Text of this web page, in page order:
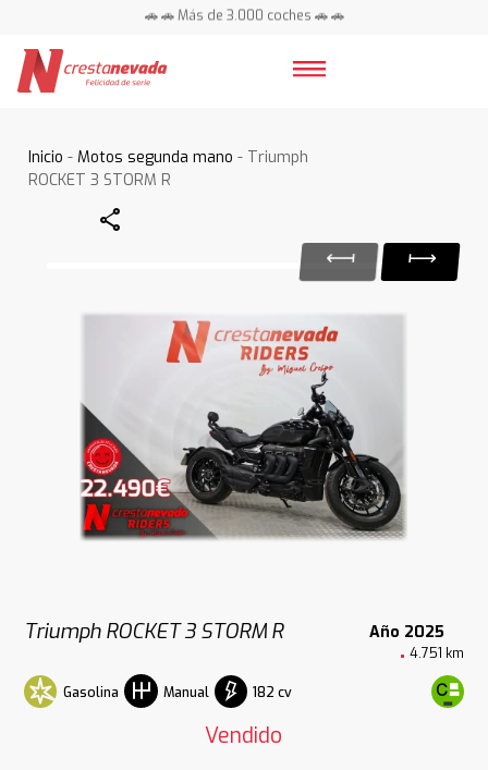
🚗 🚗 Más de 3.000 coches 🚗 🚗
Inicio -Motos segunda mano - Triumph
ROCKET 3 STORM R
Share
Triumph ROCKET 3 STORM R Año 2025
4.751 km
Gasolina Manual 182 cv
Vendido